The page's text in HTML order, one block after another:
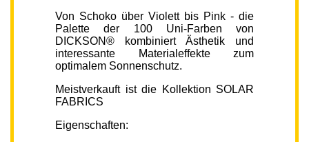
Von Schoko über Violett bis Pink - die
Palette der 100 Uni-Farben von
DICKSON® kombiniert Ästhetik und
interessante Materialeffekte zum
optimalem Sonnenschutz.
Meistverkauft ist die Kollektion SOLAR
FABRICS
Eigenschaften: